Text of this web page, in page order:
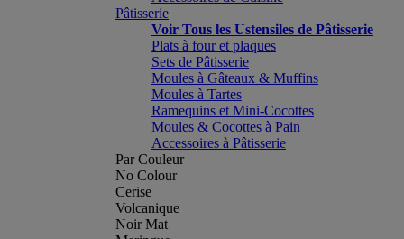
Pâtisserie
Voir Tous les Ustensiles de Pâtisserie
Plats à four et plaques
Sets de Pâtisserie
Moules à Gâteaux & Muffins
Moules à Tartes
Ramequins et Mini-Cocottes
Moules & Cocottes à Pain
Accessoires à Pâtisserie
Par Couleur
No Colour
Cerise
Volcanique
Noir Mat